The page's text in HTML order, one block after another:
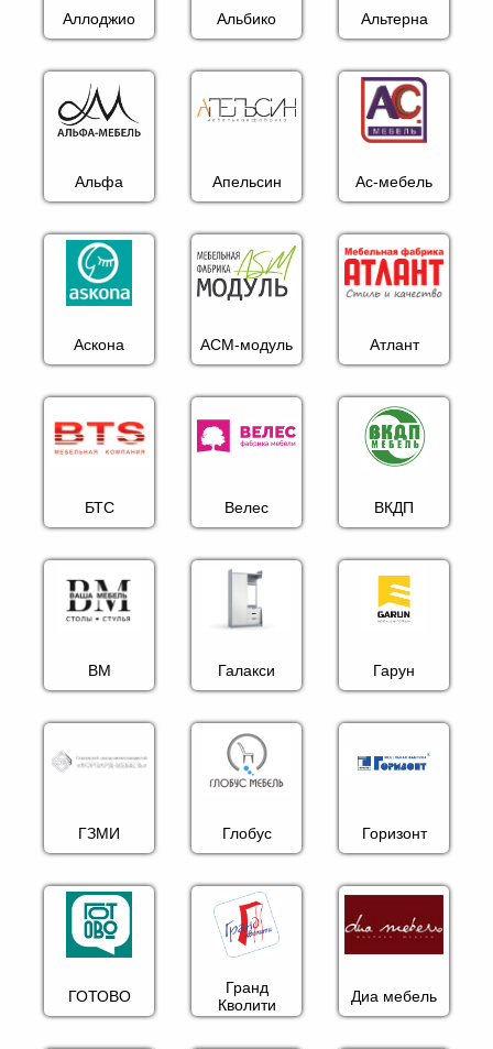
Аллоджио Альбико Альтерна
Альфа Апельсин Ас-мебель
Аскона АСМ-модуль Атлант
БТС Велес ВКДП
ВМ Галакси Гарун
ГЗМИ Глобус Горизонт
ГОТОВО
Гранд
Кволити
Диа мебель